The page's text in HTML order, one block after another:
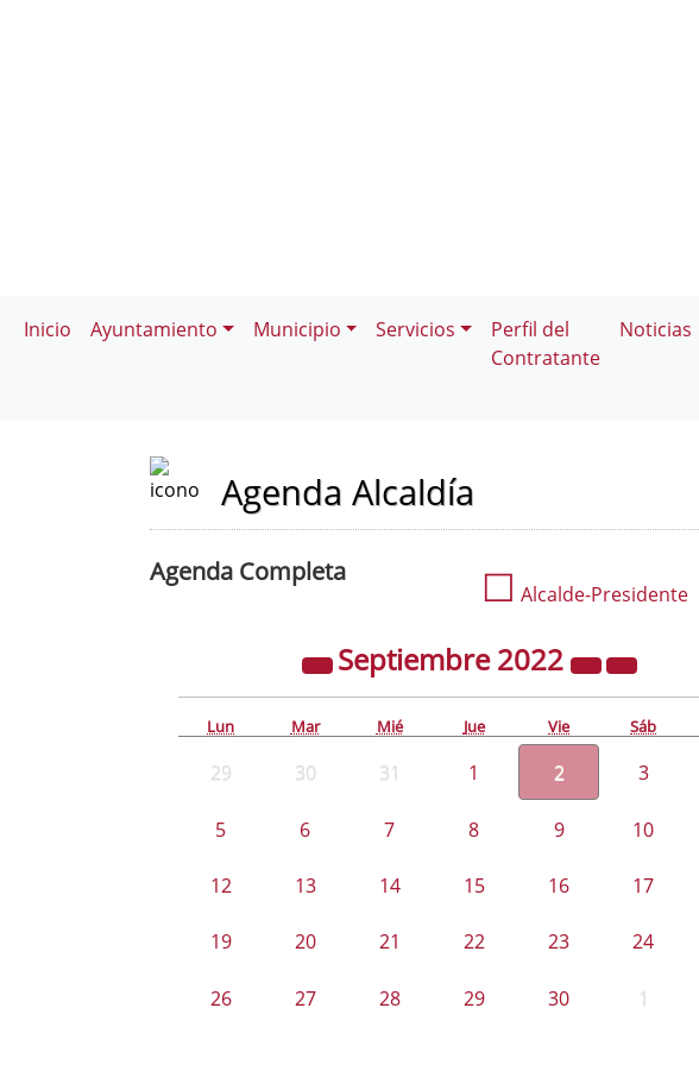
Inicio Ayuntamiento Municipio Servicios
Perfil del
Contratante
Noticias
Agenda Alcaldía
Agenda Completa ☐ Alcalde-Presidente
Septiembre2022
Lun Mar Mié Jue Vie Sáb
29 30 31 1 2 3
5 6 7 8 9 10
12 13 14 15 16 17
19 20 21 22 23 24
26 27 28 29 30 1